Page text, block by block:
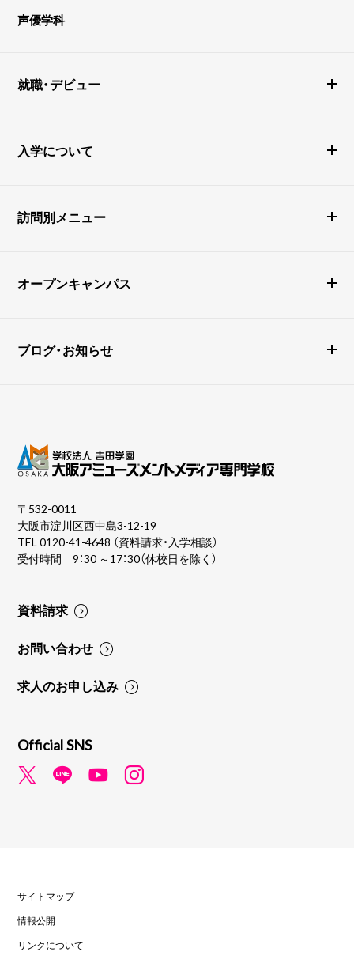
声優学科
就職・デビュー
入学について
訪問別メニュー
オープンキャンパス
ブログ・お知らせ
〒532-0011
大阪市淀川区西中島3-12-19
TEL0120-41-4648 （資料請求・入学相談）
受付時間 9：30 ～17：30（休校日を除く）
資料請求
お問い合わせ
求人のお申し込み
Official SNS
サイトマップ
情報公開
リンクについて